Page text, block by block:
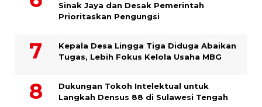
Sinak Jaya dan Desak Pemerintah
Prioritaskan Pengungsi
Kepala Desa Lingga Tiga Diduga Abaikan
Tugas, Lebih Fokus Kelola Usaha MBG
Dukungan Tokoh Intelektual untuk
Langkah Densus 88 di Sulawesi Tengah